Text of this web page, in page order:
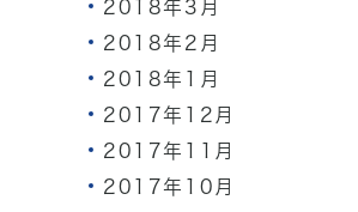
2018年3月
2018年2月
2018年1月
2017年12月
2017年11月
2017年10月